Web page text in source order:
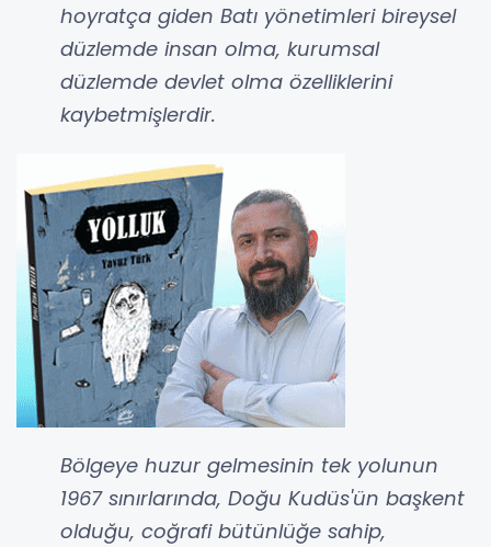
hoyratça giden Batı yönetimleri bireysel
düzlemde insan olma, kurumsal
düzlemde devlet olma özelliklerini
kaybetmişlerdir.
Bölgeye huzur gelmesinin tek yolunun
1967 sınırlarında, Doğu Kudüs'ün başkent
olduğu, coğrafi bütünlüğe sahip,